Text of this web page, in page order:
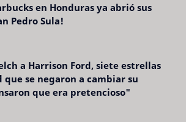
en Honduras ya abrió sus
Pedro Sula!
a Harrison Ford, siete estrellas
que se negaron a cambiar su
que era pretencioso"